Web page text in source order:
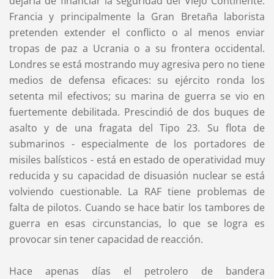
Francia y principalmente la Gran Bretaña laborista
pretenden extender el conflicto o al menos enviar
tropas de paz a Ucrania o a su frontera occidental.
Londres se está mostrando muy agresiva pero no tiene
medios de defensa eficaces: su ejército ronda los
setenta mil efectivos; su marina de guerra se vio en
fuertemente debilitada. Prescindió de dos buques de
asalto y de una fragata del Tipo 23. Su flota de
submarinos - especialmente de los portadores de
misiles balísticos - está en estado de operatividad muy
reducida y su capacidad de disuasión nuclear se está
volviendo cuestionable. La RAF tiene problemas de
falta de pilotos. Cuando se hace batir los tambores de
guerra en esas circunstancias, lo que se logra es
provocar sin tener capacidad de reacción.
Hace apenas días el petrolero de bandera